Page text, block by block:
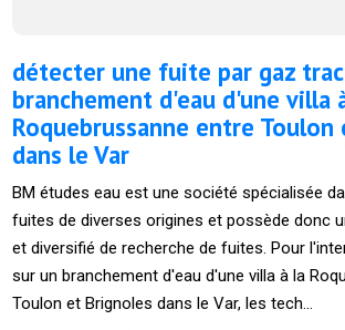
détecter une fuite par gaz
branchement d'eau d'une villa
Roquebrussanne entre
dans le Var
BM études eau est une société spécialisée
fuites de diverses origines et possède donc
et diversifié de recherche de fuites. Pour
sur un branchement d'eau d'une villa à la
Toulon et Brignoles dans le Var, les tech...